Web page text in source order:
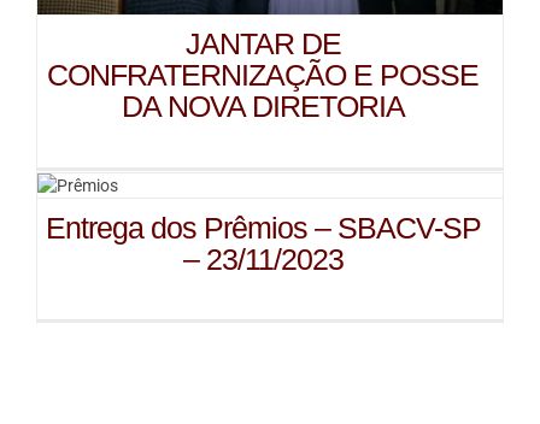
JANTAR DE
CONFRATERNIZAÇÃO E POSSE
DA NOVA DIRETORIA
Entrega dos Prêmios – SBACV-SP
– 23/11/2023